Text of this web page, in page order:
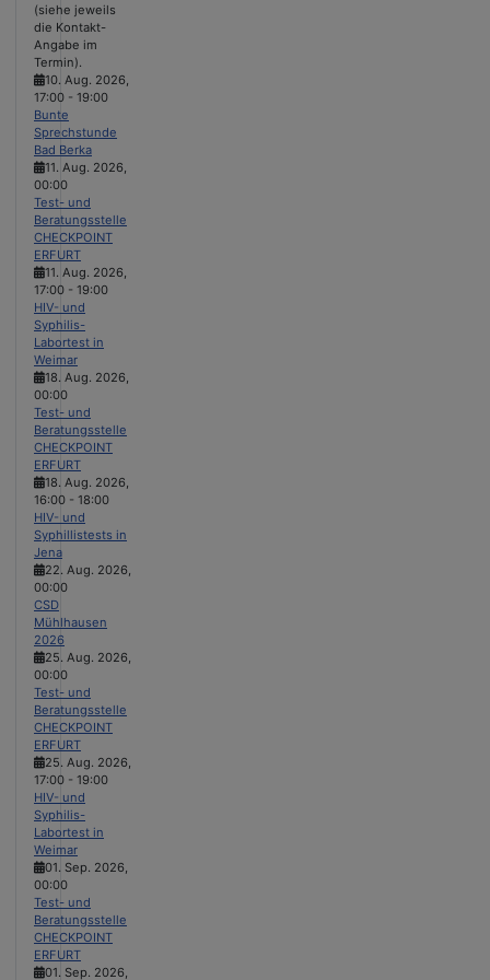
(siehe jeweils
die Kontakt-
Angabe im
Termin).
10. Aug. 2026,
17:00 - 19:00
Bunte
Sprechstunde
Bad Berka
11. Aug. 2026,
00:00
Test- und
Beratungsstelle
CHECKPOINT
ERFURT
11. Aug. 2026,
17:00 - 19:00
HIV- und
Syphilis-
Labortest in
Weimar
18. Aug. 2026,
00:00
Test- und
Beratungsstelle
CHECKPOINT
ERFURT
18. Aug. 2026,
16:00 - 18:00
HIV- und
Syphillistests in
Jena
22. Aug. 2026,
00:00
CSD
Mühlhausen
2026
25. Aug. 2026,
00:00
Test- und
Beratungsstelle
CHECKPOINT
ERFURT
25. Aug. 2026,
17:00 - 19:00
HIV- und
Syphilis-
Labortest in
Weimar
01. Sep. 2026,
00:00
Test- und
Beratungsstelle
CHECKPOINT
ERFURT
01. Sep. 2026,